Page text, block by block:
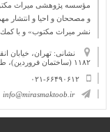
و مصححان و احیا و انتشار
نشر میراث مكتوب» و با
نشانی: تهران، خیابان
۱۱۸۲ (ساختمان فروردین)، طبقۀ دوم
۰۲۱-۶۶۴۹۰۶۱۲
info@mirasmaktoob.ir